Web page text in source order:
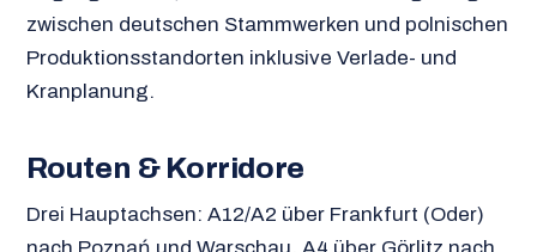
zwischen deutschen Stammwerken und polnischen
Produktionsstandorten inklusive Verlade- und
Kranplanung.
Routen & Korridore
Drei Hauptachsen: A12/A2 über Frankfurt (Oder)